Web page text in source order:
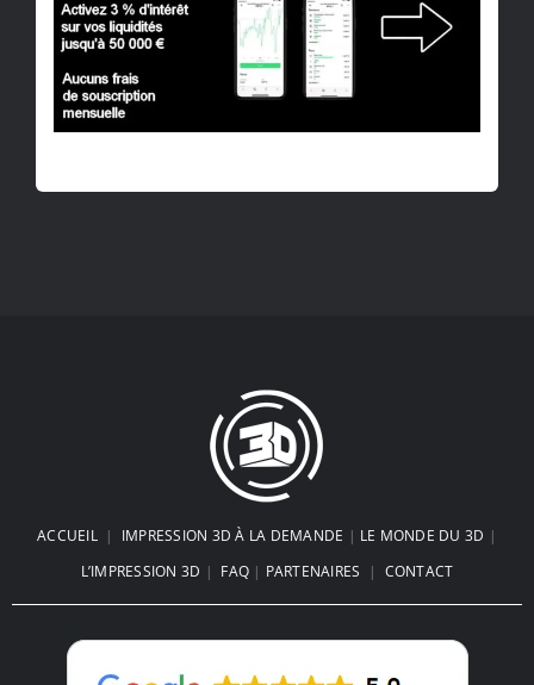
ACCUEIL| IMPRESSION 3D À LA DEMANDE | LE MONDE DU 3D |
L’IMPRESSION 3D | FAQ | PARTENAIRES | CONTACT